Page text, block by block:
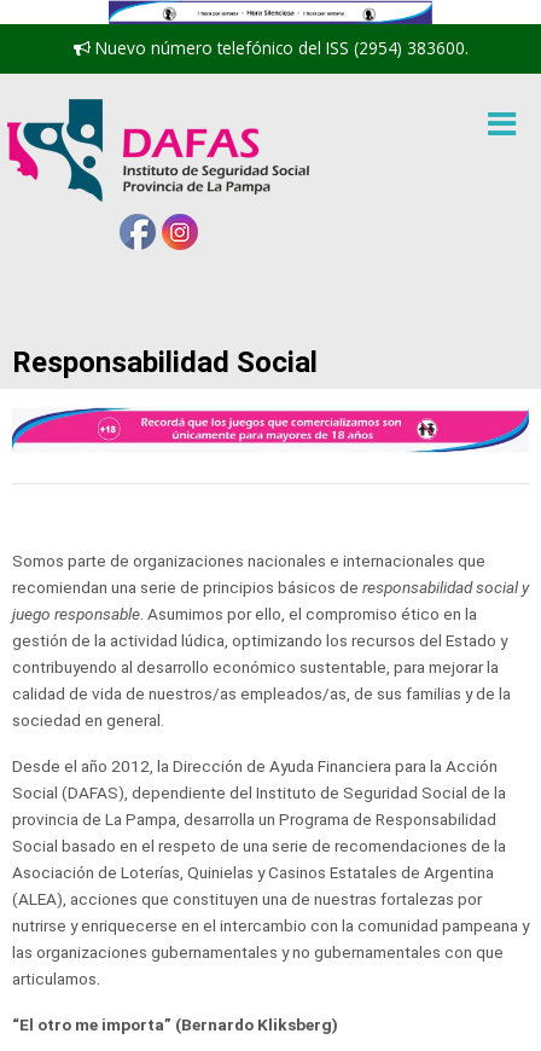
Nuevo número telefónico del ISS (2954) 383600.
Responsabilidad Social
Somos parte de organizaciones nacionales e internacionales que
recomiendan una serie de principios básicos de responsabilidad social y
juego responsable . Asumimos por ello, el compromiso ético en la
gestión de la actividad lúdica, optimizando los recursos del Estado y
contribuyendo al desarrollo económico sustentable, para mejorar la
calidad de vida de nuestros/as empleados/as, de sus familias y de la
sociedad en general.
Desde el año 2012, la Dirección de Ayuda Financiera para la Acción
Social (DAFAS), dependiente del Instituto de Seguridad Social de la
provincia de La Pampa, desarrolla un Programa de Responsabilidad
Social basado en el respeto de una serie de recomendaciones de la
Asociación de Loterías, Quinielas y Casinos Estatales de Argentina
(ALEA), acciones que constituyen una de nuestras fortalezas por
nutrirse y enriquecerse en el intercambio con la comunidad pampeana y
las organizaciones gubernamentales y no gubernamentales con que
articulamos.
“El otro me importa” (Bernardo Kliksberg)